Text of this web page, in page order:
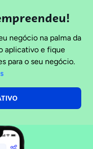
negócio na palma da
aplicativo e fique
para o seu negócio.